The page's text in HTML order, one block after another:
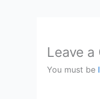
Leave
You must be